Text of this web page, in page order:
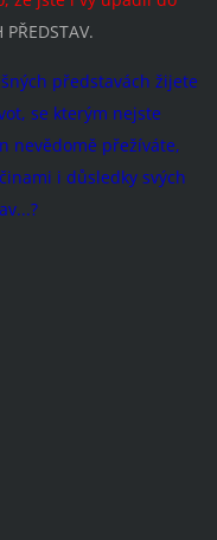
PŘEDSTAV.
představách žijete
se kterým nejste
nevědomě přežíváte,
i důsledky svých